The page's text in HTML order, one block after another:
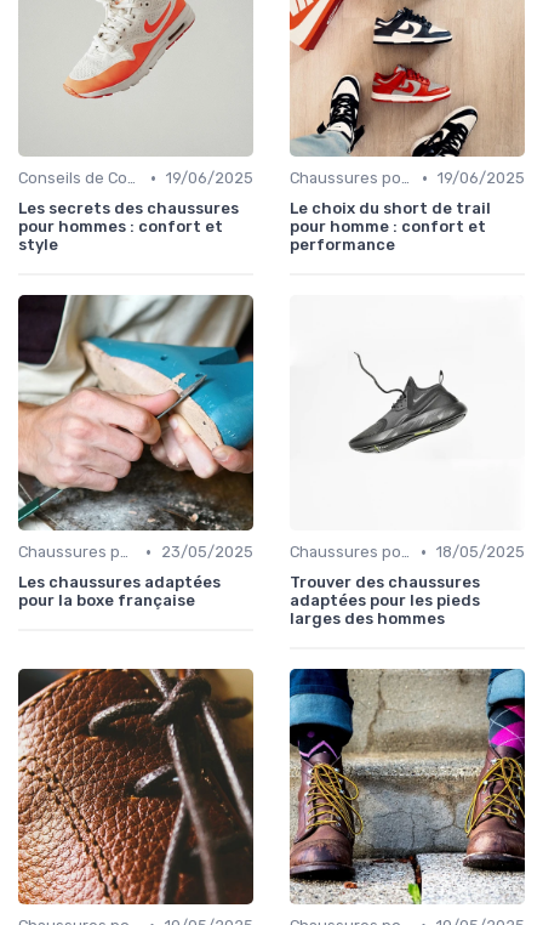
Conseils de Confort au Quotidien • 19/06/2025
Les secrets des chaussures
pour hommes : confort et
style
Chaussures pour Conditions Spécifiques • 19/06/2025
Le choix du short de trail
pour homme : confort et
performance
Chaussures pour Conditions Spécifiques •
23/05/2025
Les chaussures adaptées
pour la boxe française
Chaussures pour Conditions Spécifiques • 18/05/2025
Trouver des chaussures
adaptées pour les pieds
larges des hommes